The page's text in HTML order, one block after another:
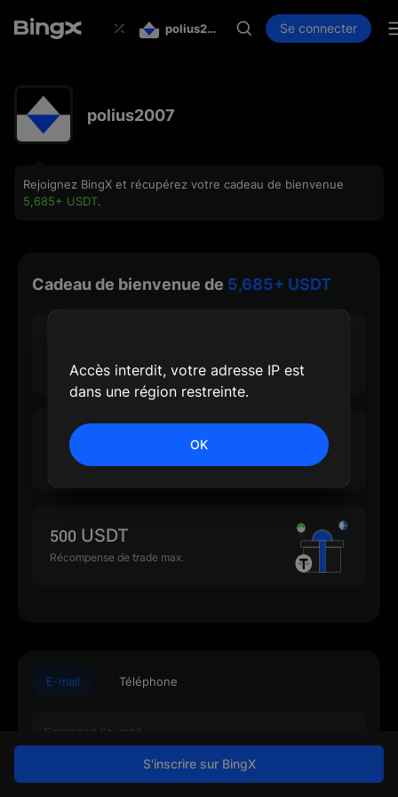
polius2007 Se connecter
polius2007
Rejoignez BingX et récupérez votre cadeau de bienvenue
5,685+ USDT.
Cadeau de bienvenue de 5,685+ USDT
Récompense d'inscription max.
500 USDT
Récompense de dépôt max.
500 USDT
Récompense de trade max.
E-mail Téléphone
Accès interdit, votre adresse IP est
dans une région restreinte.
OK
S'inscrire sur BingX